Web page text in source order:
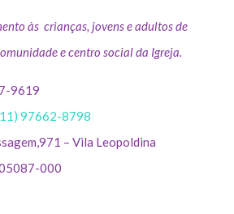
às crianças, jovens e adultos de
e centro social da Igreja.
9619
97662-8798
– Vila Leopoldina
05087-000